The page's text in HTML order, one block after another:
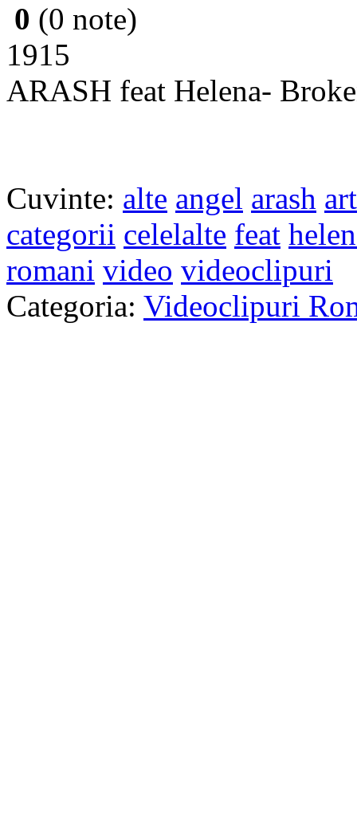
0 (0 note)
1915
ARASH feat Helena-
Cuvinte: alte angel arash
categorii celelalte feat
romani video videoclipuri
Categoria: Videoclipuri